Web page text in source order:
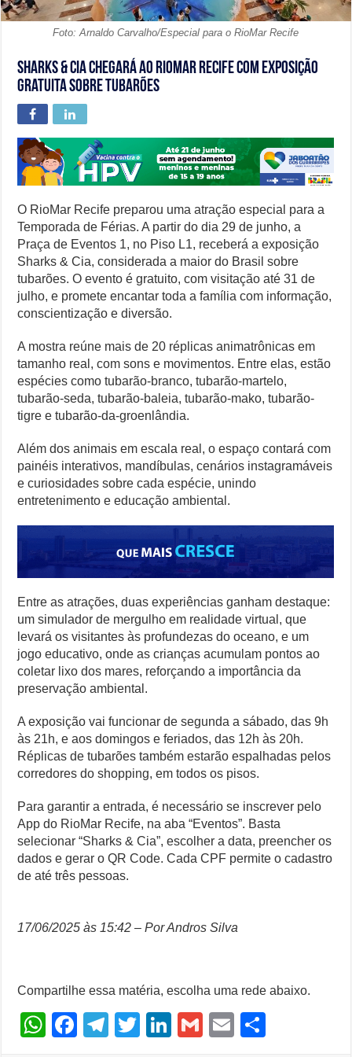
Foto: Arnaldo Carvalho/Especial para o RioMar Recife
Sharks & Cia chegará ao RioMar Recife com exposição
gratuita sobre tubarões
O RioMar Recife preparou uma atração especial para a
Temporada de Férias. A partir do dia 29 de junho, a
Praça de Eventos 1, no Piso L1, receberá a exposição
Sharks & Cia, considerada a maior do Brasil sobre
tubarões. O evento é gratuito, com visitação até 31 de
julho, e promete encantar toda a família com informação,
conscientização e diversão.
A mostra reúne mais de 20 réplicas animatrônicas em
tamanho real, com sons e movimentos. Entre elas, estão
espécies como tubarão-branco, tubarão-martelo,
tubarão-seda, tubarão-baleia, tubarão-mako, tubarão-
tigre e tubarão-da-groenlândia.
Além dos animais em escala real, o espaço contará com
painéis interativos, mandíbulas, cenários instagramáveis
e curiosidades sobre cada espécie, unindo
entretenimento e educação ambiental.
Entre as atrações, duas experiências ganham destaque:
um simulador de mergulho em realidade virtual, que
levará os visitantes às profundezas do oceano, e um
jogo educativo, onde as crianças acumulam pontos ao
coletar lixo dos mares, reforçando a importância da
preservação ambiental.
A exposição vai funcionar de segunda a sábado, das 9h
às 21h, e aos domingos e feriados, das 12h às 20h.
Réplicas de tubarões também estarão espalhadas pelos
corredores do shopping, em todos os pisos.
Para garantir a entrada, é necessário se inscrever pelo
App do RioMar Recife, na aba “Eventos”. Basta
selecionar “Sharks & Cia”, escolher a data, preencher os
dados e gerar o QR Code. Cada CPF permite o cadastro
de até três pessoas.
17/06/2025 às 15:42 – Por Andros Silva
Compartilhe essa matéria, escolha uma rede abaixo.
W
F
T
T
Li
G
E